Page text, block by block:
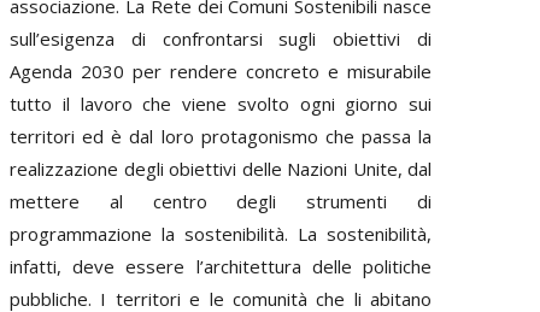
associazione. La Rete dei Comuni Sostenibili nasce
sull’esigenza di confrontarsi sugli obiettivi di
Agenda 2030 per rendere concreto e misurabile
tutto il lavoro che viene svolto ogni giorno sui
territori ed è dal loro protagonismo che passa la
realizzazione degli obiettivi delle Nazioni Unite, dal
mettere al centro degli strumenti di
programmazione la sostenibilità. La sostenibilità,
infatti, deve essere l’architettura delle politiche
pubbliche. I territori e le comunità che li abitano